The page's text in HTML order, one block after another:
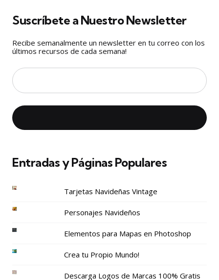
Suscríbete a Nuestro Newsletter
Recibe semanalmente un newsletter en tu correo con los
últimos recursos de cada semana!
Entradas y Páginas Populares
Tarjetas Navideñas Vintage
Personajes Navideños
Elementos para Mapas en Photoshop
Crea tu Propio Mundo!
Descarga Logos de Marcas 100% Gratis